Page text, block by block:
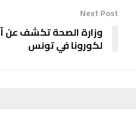
Next Post
وزارة الصحة تكشف عن
لكورونا في تونس